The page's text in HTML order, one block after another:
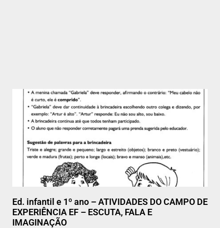
Ed. infantil e 1º ano – ATIVIDADES DO CAMPO DE
EXPERIÊNCIA EF – ESCUTA, FALA E
IMAGINAÇÃO